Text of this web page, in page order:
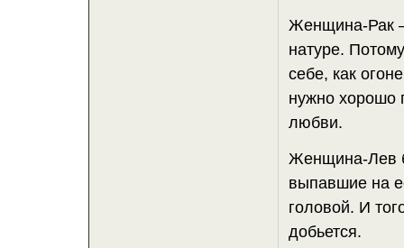
Женщина-Рак
натуре.
себе, как
нужно хорошо
любви.
Женщина-Лев
выпавшие на
головой. И
добьется.